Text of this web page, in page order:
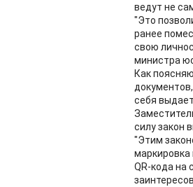
ведут не
"Это
ранее
свою
министра
Как
себя выдает.
силу закон
"Этим
маркировка
QR-кода на